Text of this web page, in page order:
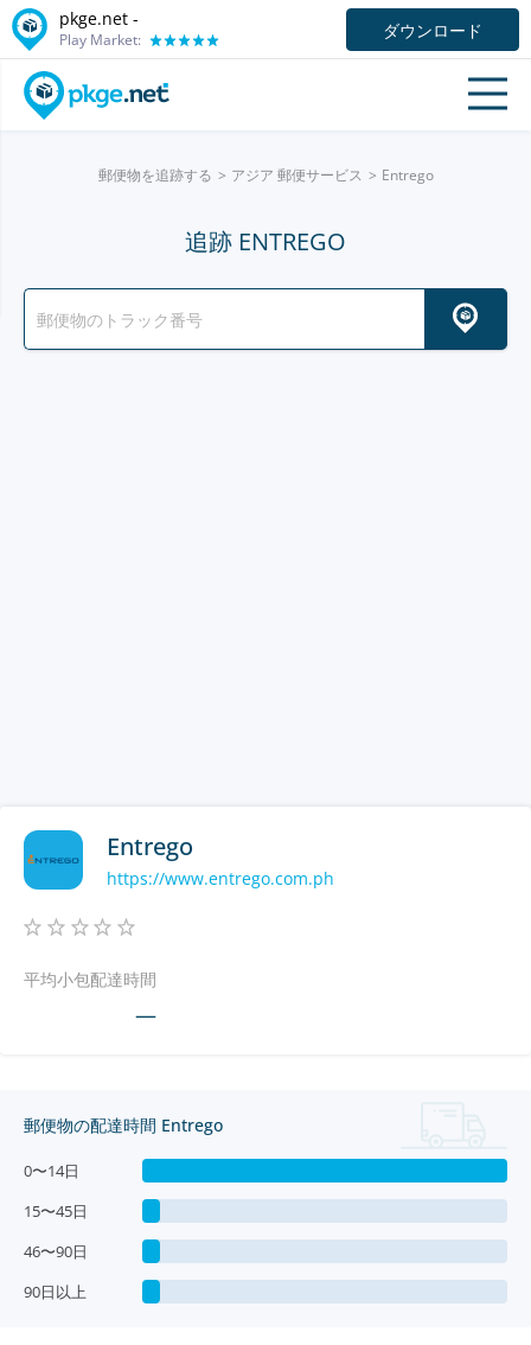
pkge.net -
Play Market: ダウンロード
郵便物を追跡する アジア 郵便サービス Entrego
追跡 ENTREGO
Entrego
https://www.entrego.com.ph
平均小包配達時間
—
郵便物の配達時間 Entrego
0〜14日
15〜45日
46〜90日
90日以上